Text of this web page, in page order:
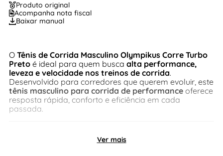
Produto original
Acompanha nota fiscal
Baixar manual
O Tênis de Corrida Masculino Olympikus Corre Turbo
Preto é ideal para quem busca alta performance,
leveza e velocidade nos treinos de corrida.
Desenvolvido para corredores que querem evoluir, este
tênis masculino para corrida de performance oferece
resposta rápida, conforto e eficiência em cada
passada.
Tênis Olympikus Corre Turbo
Ver mais